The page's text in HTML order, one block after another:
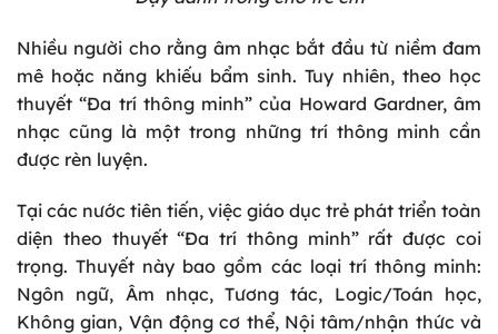
Nhiều người cho rằng âm nhạc bắt đầu từ niềm đam
mê hoặc năng khiếu bẩm sinh. Tuy nhiên, theo học
thuyết “Đa trí thông minh” của Howard Gardner, âm
nhạc cũng là một trong những trí thông minh cần
được rèn luyện.
Tại các nước tiên tiến, việc giáo dục trẻ phát triển toàn
diện theo thuyết “Đa trí thông minh” rất được coi
trọng. Thuyết này bao gồm các loại trí thông minh:
Ngôn ngữ, Âm nhạc, Tương tác, Logic/Toán học,
Không gian, Vận động cơ thể, Nội tâm/nhận thức và